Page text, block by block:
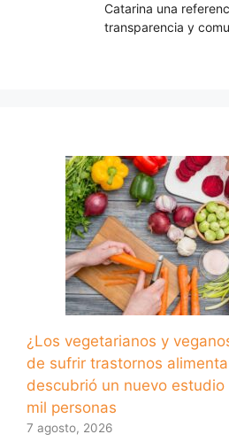
Catarina una
transparencia y
¿Los vegetarianos y
de sufrir trastornos
descubrió un nuevo
mil personas
7 agosto, 2026